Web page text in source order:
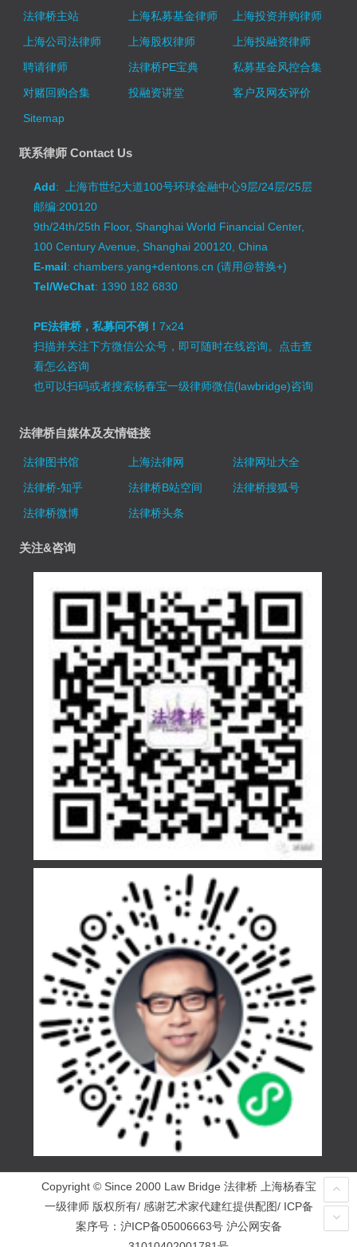
法律桥主站
上海私募基金律师
上海投资并购律师
上海公司法律师
上海股权律师
上海投融资律师
聘请律师
法律桥PE宝典
私募基金风控合集
对赌回购合集
投融资讲堂
客户及网友评价
Sitemap
联系律师 Contact Us
Add: 上海市世纪大道100号环球金融中心9层/24层/25层
邮编:200120
9th/24th/25th Floor, Shanghai World Financial Center,
100 Century Avenue, Shanghai 200120, China
E-mail: chambers.yang+dentons.cn (请用@替换+)
Tel/WeChat: 1390 182 6830
PE法律桥，私募问不倒！7x24
扫描并关注下方微信公众号，即可随时在线咨询。 点击查
看怎么咨询
也可以扫码或者搜索杨春宝一级律师微信(lawbridge)咨询
法律桥自媒体及友情链接
法律图书馆 上海法律网
法律网址大全
法律桥-知乎
法律桥B站空间
法律桥搜狐号
法律桥微博
法律桥头条
关注&咨询
Copyright © Since 2000 Law Bridge 法律桥 上海杨春宝
一级律师 版权所有/ 感谢艺术家代建红提供配图/ ICP备
案序号： 沪ICP备05006663号 沪公网安备